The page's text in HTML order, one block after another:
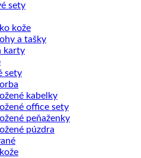
sety
kože
a tašky
karty
sety
kabelky
office sety
peňaženky
púzdra